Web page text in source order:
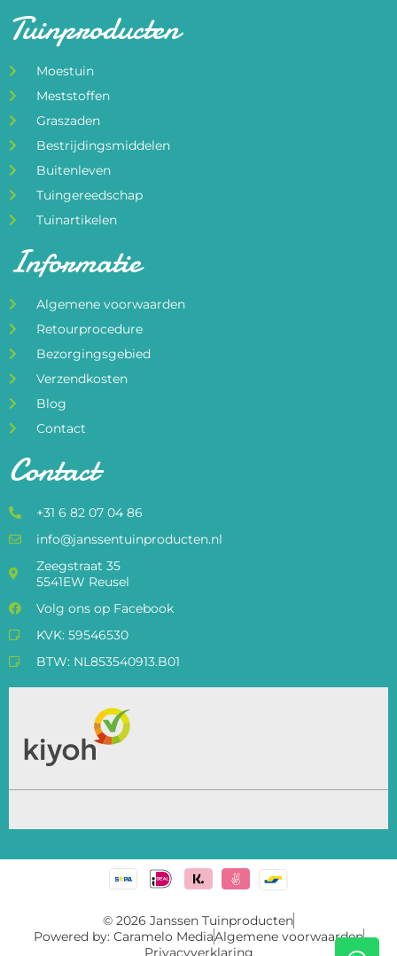
Tuinproducten
Moestuin
Meststoffen
Graszaden
Bestrijdingsmiddelen
Buitenleven
Tuingereedschap
Tuinartikelen
Informatie
Algemene voorwaarden
Retourprocedure
Bezorgingsgebied
Verzendkosten
Blog
Contact
Contact
+31 6 82 07 04 86
info@janssentuinproducten.nl
Zeegstraat 35
5541EW Reusel
Volg ons op Facebook
KVK: 59546530
BTW: NL853540913.B01
© 2026 Janssen Tuinproducten
Powered by: Caramelo MediaAlgemene voorwaarden
Privacyverklaring